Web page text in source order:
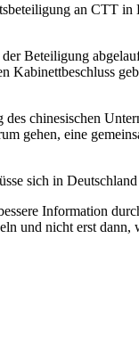
an CTT
Beteiligung
Kabinettbeschluss
chinesischen
gehen, eine
sich in
Information
und nicht erst